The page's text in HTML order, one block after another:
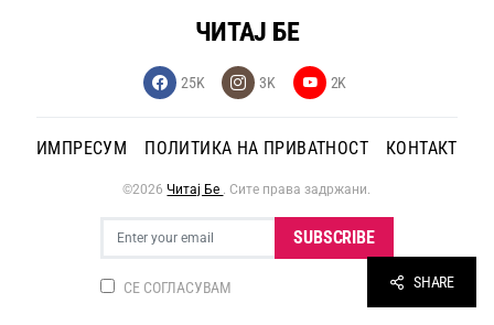
SUBSCRIBE
СЕ СОГЛАСУВАМ
ЧИТАЈ БЕ
25K 3K 2K
ИМПРЕСУМ ПОЛИТИКА НА ПРИВАТНОСТ КОНТАКТ
©2026Читај Бе . Сите права задржани.
SHARE